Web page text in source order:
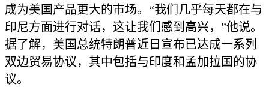
成为美国产品更大的市场。“我们几乎每天都在与
印尼方面进行对话，这让我们感到高兴，”他说。
据了解，美国总统特朗普近日宣布已达成一系列
双边贸易协议，其中包括与印度和孟加拉国的协
议。